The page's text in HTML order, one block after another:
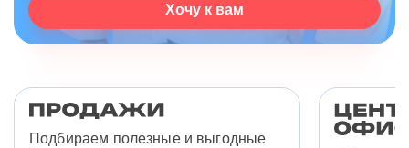
Хочу к вам
Подбираем полезные и выгодные